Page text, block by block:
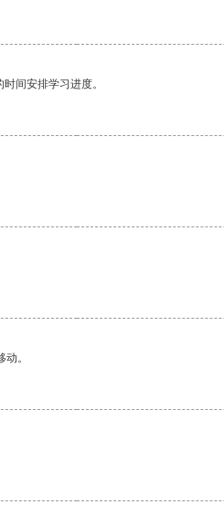
间安排学习进度。
。